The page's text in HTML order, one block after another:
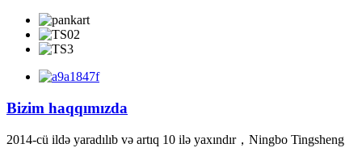
Bizim haqqımızda
2014-cü ildə yaradılıb və artıq 10 ilə yaxındır，Ningbo Tingsheng